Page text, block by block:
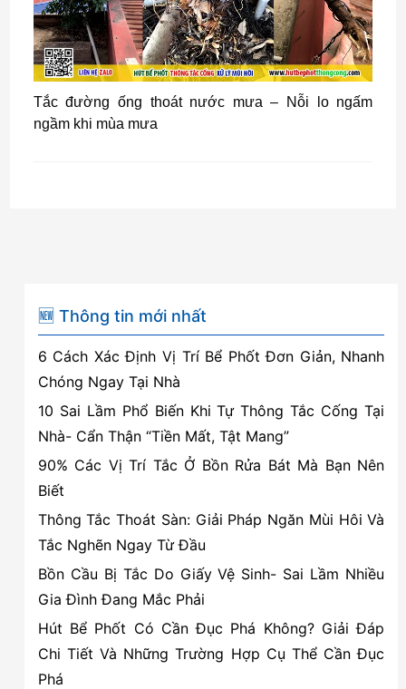
Tắc đường ống thoát nước mưa – Nỗi lo ngấm
ngầm khi mùa mưa
🆕 Thông tin mới nhất
6 Cách Xác Định Vị Trí Bể Phốt Đơn Giản, Nhanh
Chóng Ngay Tại Nhà
10 Sai Lầm Phổ Biến Khi Tự Thông Tắc Cống Tại
Nhà- Cẩn Thận “Tiền Mất, Tật Mang”
90% Các Vị Trí Tắc Ở Bồn Rửa Bát Mà Bạn Nên
Biết
Thông Tắc Thoát Sàn: Giải Pháp Ngăn Mùi Hôi Và
Tắc Nghẽn Ngay Từ Đầu
Bồn Cầu Bị Tắc Do Giấy Vệ Sinh- Sai Lầm Nhiều
Gia Đình Đang Mắc Phải
Hút Bể Phốt Có Cần Đục Phá Không? Giải Đáp
Chi Tiết Và Những Trường Hợp Cụ Thể Cần Đục
Phá